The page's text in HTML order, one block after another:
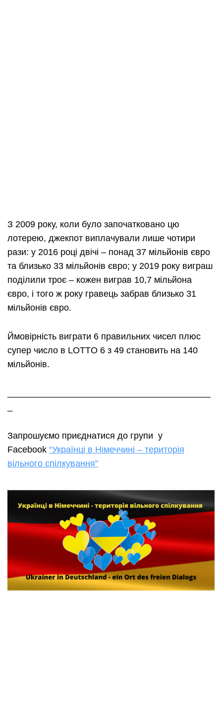
З 2009 року, коли було започатковано цю
лотерею, джекпот виплачували лише чотири
рази: у 2016 році двічі – понад 37 мільйонів євро
та близько 33 мільйонів євро; у 2019 року виграш
поділили троє – кожен виграв 10,7 мільйона
євро, і того ж року гравець забрав близько 31
мільйонів євро.
Ймовірність виграти 6 правильних чисел плюс
супер число в LOTTO 6 з 49 становить на 140
мільйонів.
Запрошуємо приєднатися до групи у
Facebook “Українці в Німеччині – територія
вільного спілкування”